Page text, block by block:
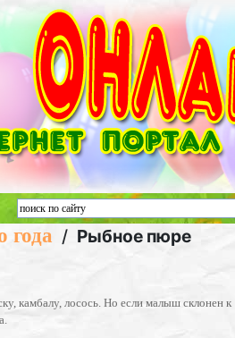
года / Рыбное пюре
камбалу, лосось. Но если малыш склонен к